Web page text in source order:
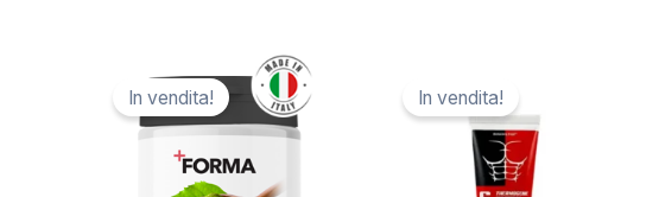
In vendita! In vendita!